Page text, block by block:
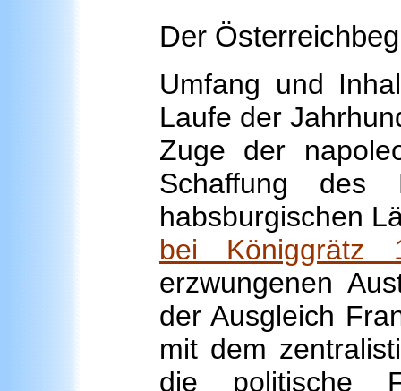
Der
Umfang und
Laufe der
Zuge der
Schaffung des
habsburgischen
bei Königgrätz
erzwungenen
der Ausgleich
mit dem
die politische